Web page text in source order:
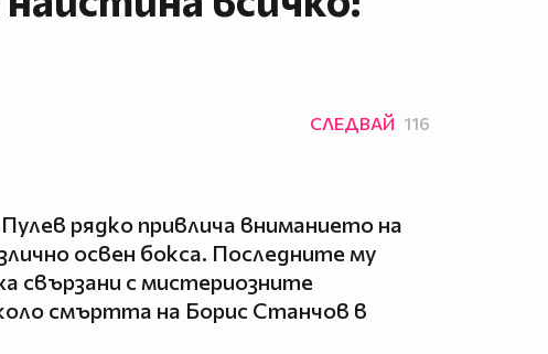
СЛЕДВАЙ 116
рядко привлича вниманието на
освен бокса. Последните му
свързани с мистериозните
смъртта на Борис Станчов в